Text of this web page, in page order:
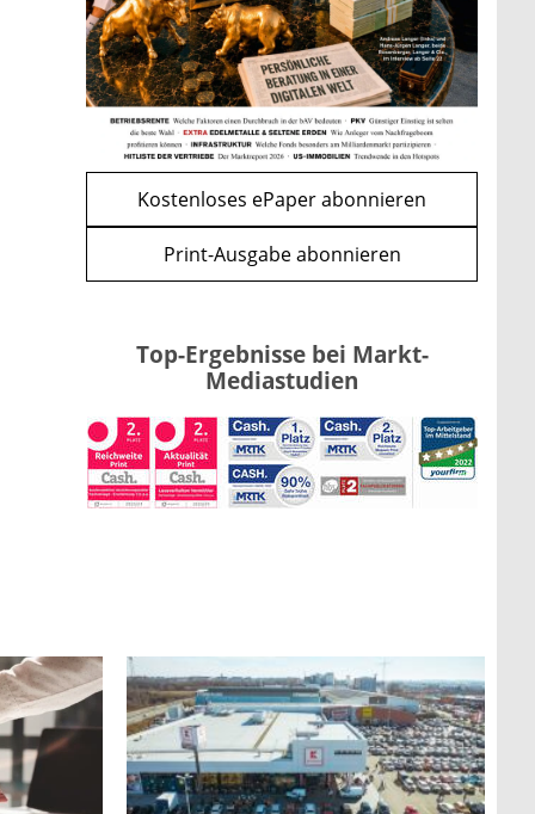
WEITERE ARTIKEL
zurückweiter
Kind möglich
mehr
Kostenloses ePaper abonnieren
Print-Ausgabe abonnieren
Top-Ergebnisse bei Markt-
Mediastudien